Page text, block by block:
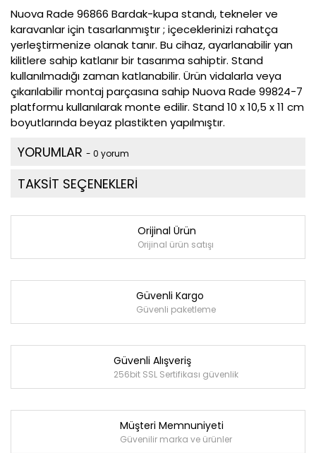
Nuova Rade 96866 Bardak-kupa standı, tekneler ve
karavanlar için tasarlanmıştır ; içeceklerinizi rahatça
yerleştirmenize olanak tanır. Bu cihaz, ayarlanabilir yan
kilitlere sahip katlanır bir tasarıma sahiptir. Stand
kullanılmadığı zaman katlanabilir. Ürün vidalarla veya
çıkarılabilir montaj parçasına sahip Nuova Rade 99824-7
platformu kullanılarak monte edilir. Stand 10 x 10,5 x 11 cm
boyutlarında beyaz plastikten yapılmıştır.
YORUMLAR - 0 yorum
TAKSİT SEÇENEKLERİ
Orijinal Ürün
Orijinal ürün satışı
Güvenli Kargo
Güvenli paketleme
Güvenli Alışveriş
256bit SSL Sertifikası güvenlik
Müşteri Memnuniyeti
Güvenilir marka ve ürünler